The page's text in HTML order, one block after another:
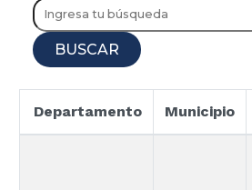
BUSCAR
Departamento Municipio